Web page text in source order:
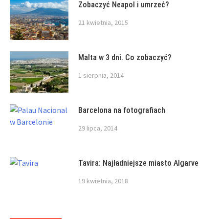
Zobaczyć Neapol i umrzeć?
21 kwietnia, 2015
Malta w 3 dni. Co zobaczyć?
1 sierpnia, 2014
Barcelona na fotografiach
29 lipca, 2014
Tavira: Najładniejsze miasto Algarve
19 kwietnia, 2018